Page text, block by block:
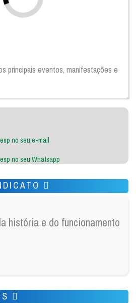
principais eventos, manifestações e
história e do funcionamento